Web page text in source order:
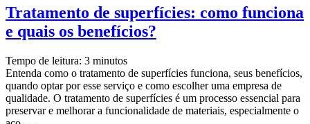
Tratamento de superfícies: como funciona
e quais os benefícios?
Tempo de leitura: 3 minutos
Entenda como o tratamento de superfícies funciona, seus benefícios,
quando optar por esse serviço e como escolher uma empresa de
qualidade. O tratamento de superfícies é um processo essencial para
preservar e melhorar a funcionalidade de materiais, especialmente o